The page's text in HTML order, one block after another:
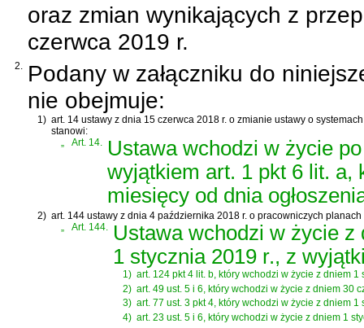
oraz zmian wynikających z
czerwca 2019 r.
2.
Podany w załączniku do
nie obejmuje:
1) art. 14 ustawy z dnia 15 czerwca 2018 r. o zmianie ustawy o
stanowi:
Art. 14.
Ustawa wchodzi w życie
wyjątkiem art. 1 pkt 6 lit. a,
miesięcy od dnia
2) art. 144 ustawy z dnia 4 października 2018 r. o pracowniczych planach
„
Art. 144. Ustawa wchodzi w życie z
1 stycznia 2019 r., z
1) art. 124 pkt 4 lit. b, który wchodzi w życie z dniem 1
2) art. 49 ust. 5 i 6, który wchodzi w życie z dniem 30
3) art. 77 ust. 3 pkt 4, który wchodzi w życie z dniem 1
4) art. 23 ust. 5 i 6, który wchodzi w życie z dniem 1